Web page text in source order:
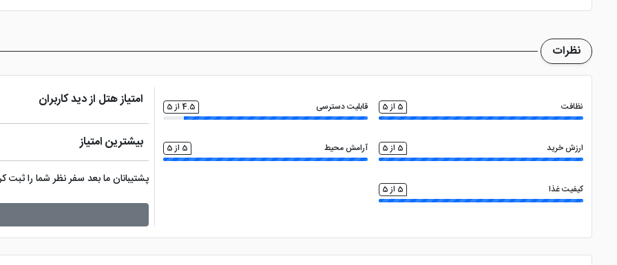
ساعت تحویل اتاق ساعت 2 بعد از ظهر و ساعت تخلیه اتاق 12 ظهر می باشد
نظرات
نظافت 5 از 5 قابلیت دسترسی 4.5 از 5
ارزش خرید 5 از 5 آرامش محیط 5 از 5
کیفیت غذا 5 از 5
امتیاز هتل از دید کاربران
بیشترین امتیاز
پشتیبانان ما بعد سفر نظر شما را